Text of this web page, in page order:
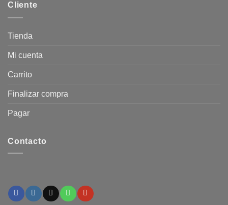
Cliente
Tienda
Mi cuenta
Carrito
Finalizar compra
Pagar
Contacto